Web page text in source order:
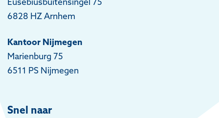
6828 HZ Arnhem
Kantoor Nijmegen
Marienburg 75
6511 PS Nijmegen
Snel naar